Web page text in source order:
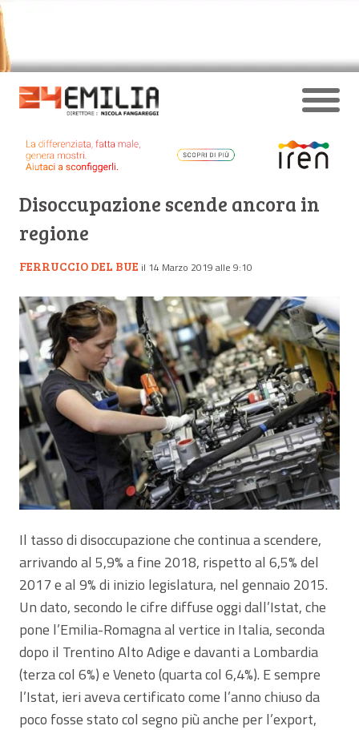
Disoccupazione scende ancora in
regione
FERRUCCIO DEL BUE il 14 Marzo 2019 alle 9:10
Il tasso di disoccupazione che continua a scendere,
arrivando al 5,9% a fine 2018, rispetto al 6,5% del
2017 e al 9% di inizio legislatura, nel gennaio 2015.
Un dato, secondo le cifre diffuse oggi dall’Istat, che
pone l’Emilia-Romagna al vertice in Italia, seconda
dopo il Trentino Alto Adige e davanti a Lombardia
(terza col 6%) e Veneto (quarta col 6,4%). E sempre
l’Istat, ieri aveva certificato come l’anno chiuso da
poco fosse stato col segno più anche per l’export,